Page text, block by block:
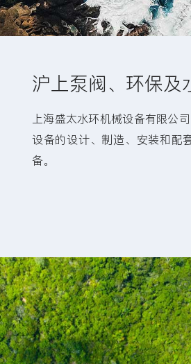
沪上泵阀、环保及
上海盛太水环机械设备有限公
设备的设计、制造、安装和配
备。